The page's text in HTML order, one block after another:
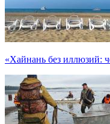
«Хайнань без иллюзий: